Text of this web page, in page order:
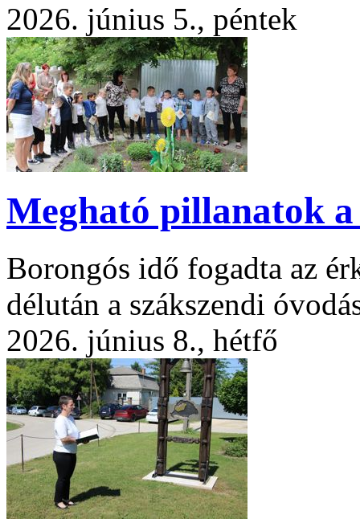
2026. június 5., péntek
Megható pillanatok
Borongós idő fogadta az
délután a szákszendi
2026. június 8., hétfő